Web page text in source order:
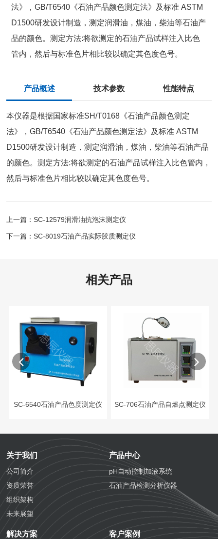
法》，GB/T6540《石油产品颜色测定法》及标准 ASTM
D1500研发设计制造，测定润滑油，煤油，柴油等石油产
品的颜色。测定方法:将欲测定的石油产品试样注入比色
管内，然后与标准色片相比较以确定其色度色号。
产品概述 技术参数 性能特点
本仪器是根据国家标准SH/T0168《石油产品颜色测定
法》，GB/T6540《石油产品颜色测定法》及标准 ASTM
D1500研发设计制造，测定润滑油，煤油，柴油等石油产品
的颜色。测定方法:将欲测定的石油产品试样注入比色管内，
然后与标准色片相比较以确定其色度色号。
上一篇：SC-12579润滑油抗泡沫测定仪
下一篇：SC-8019石油产品实际胶质测定仪
相关产品
SC-6540石油产品色度测定仪 SC-706石油产品自燃点测定仪
关于我们
公司简介
资质荣誉
组织架构
未来展望
产品中心
pH自动控制加液系统
石油产品检测分析仪器
解决方案 客户案例